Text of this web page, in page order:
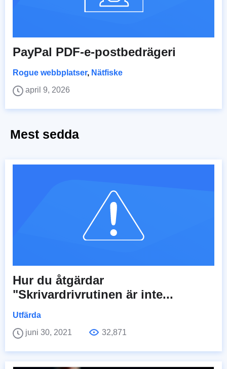
PayPal PDF-e-postbedrägeri
Rogue webbplatser, Nätfiske
april 9, 2026
Mest sedda
Hur du åtgärdar
"Skrivardrivrutinen är inte...
Utfärda
juni 30, 2021
32,871